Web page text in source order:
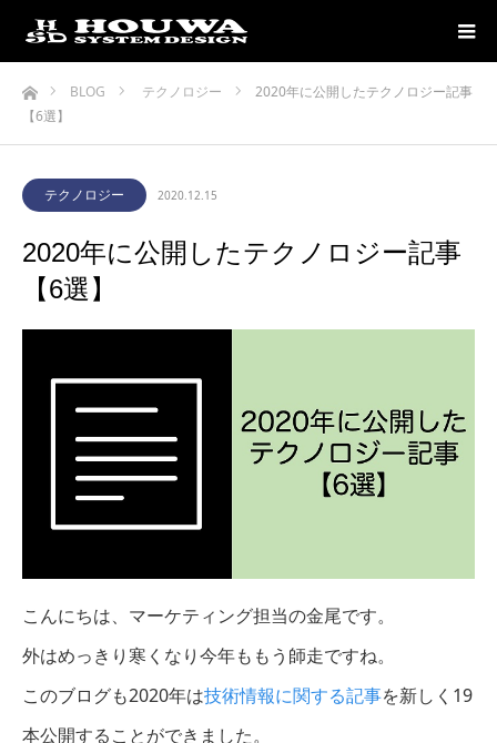
ホームBLOG テクノロジー
2020年に公開したテクノロジー記事
【6選】
テクノロジー 2020.12.15
2020年に公開したテクノロジー記事
【6選】
こんにちは、マーケティング担当の金尾です。
外はめっきり寒くなり今年ももう師走ですね。
このブログも2020年は技術情報に関する記事を新しく19
本公開することができました。